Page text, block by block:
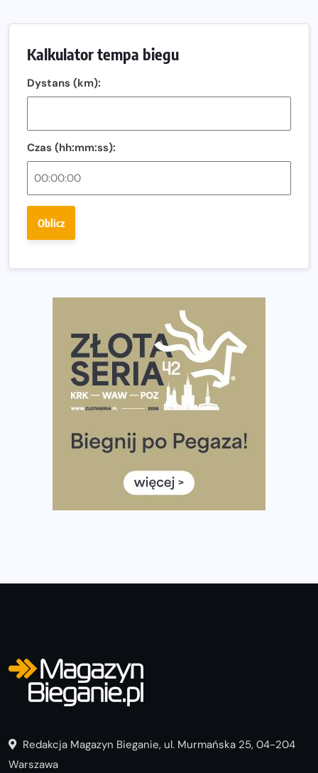
Największy Bieg Powstania Warszawskiego w historii.
Ponad 12 tysięcy uczestników pobiegło dla Bohaterów!
Co ma dużo białka? Produkty, które warto włączyć do
diety
Rozbiegany Olsztyn szykuje się na weekend z
Wystartuje rekordowa liczba uczestników
poradnik przed startem
Ile razy w tygodniu biegać? 3 treningi wystarczą? Jak
często biegać, żeby robić postępy
Już w ten weekend! Przed nami Nocny Portowy Maraton
i Półmaraton Szczeciński. Wszystko, co warto wiedzieć
European Marathon Classics – jak zweryfikować swój
listach startowych są jeszcze wolne miejsca
Jaki smartwatch dla biegaczy, którzy chcą też przy
okazji trenować pod HYROX?
Jak zaplanować domowe cardio bez przepełniania
Kalkulator tempa biegu
Dystans (km):
Czas (hh:mm:ss):
Oblicz
Redakcja Magazyn Bieganie, ul. Murmańska 25, 04-204
Warszawa